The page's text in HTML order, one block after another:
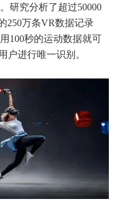
研究分析了超过50000
250万条VR数据记录
100秒的运动数据就可
户进行唯一识别。